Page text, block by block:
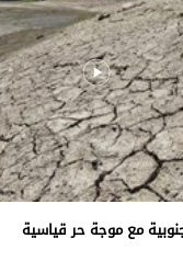
مع موجة حر قياسية